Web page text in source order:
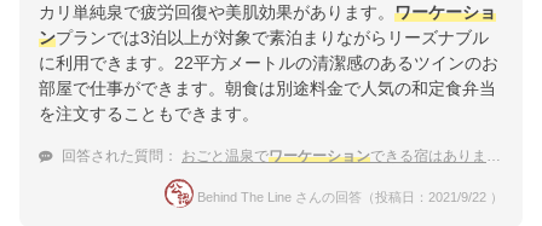
カリ単純泉で疲労回復や美肌効果があります。 ワーケーショ
ンプランでは3泊以上が対象で素泊まりながらリーズナブル
に利用できます。22平方メートルの清潔感のあるツインのお
部屋で仕事ができます。朝食は別途料金で人気の和定食弁当
を注文することもできます。
回答された質問： おごと温泉でワーケーションできる宿はありますか？
Behind The Line さんの回答（投稿日：2021/9/22 ）